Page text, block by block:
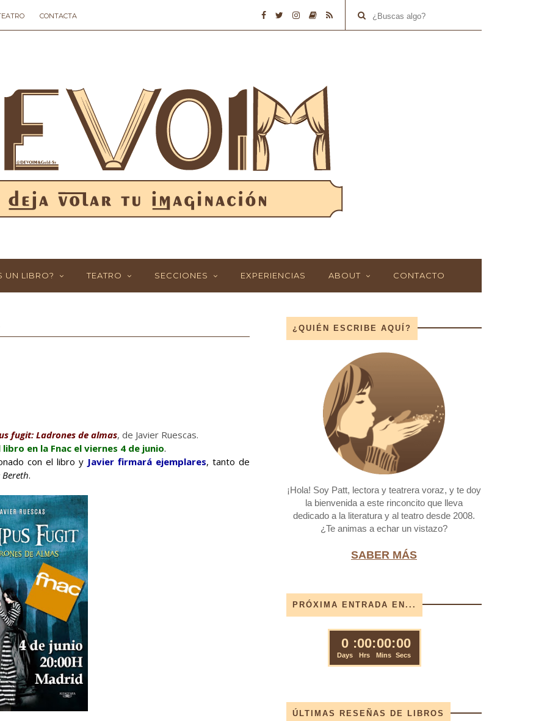
CONTACTA
UN LIBRO? TEATRO SECCIONES EXPERIENCIAS ABOUT CONTACTO
fugit: Ladrones de almas, de Javier Ruescas.
en la Fnac el viernes 4 de junio.
con el libro y Javier firmará ejemplares, tanto de
Bereth.
¿QUIÉN ESCRIBE AQUÍ?
¡Hola! Soy Patt, lectora y teatrera voraz, y te doy
la bienvenida a este rinconcito que lleva
dedicado a la literatura y al teatro desde 2008.
¿Te animas a echar un vistazo?
SABER MÁS
PRÓXIMA ENTRADA EN...
ÚLTIMAS RESEÑAS DE LIBROS